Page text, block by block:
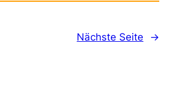
Nächste Seite →